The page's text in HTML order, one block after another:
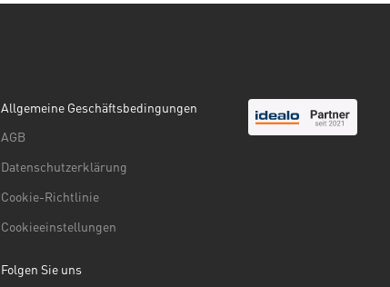
Allgemeine Geschäftsbedingungen
AGB
Datenschutzerklärung
Cookie-Richtlinie
Cookieeinstellungen
Folgen Sie uns